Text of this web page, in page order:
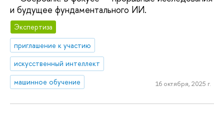
и будущее фундаментального ИИ.
Экспертиза
приглашение к участию
искусственный интеллект
машинное обучение
16 октября, 2025 г.